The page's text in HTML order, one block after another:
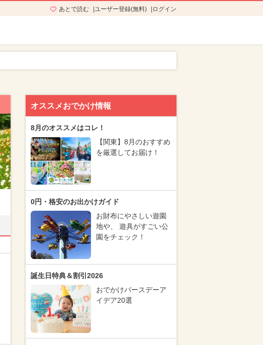
あとで読む ユーザー登録(無料) ログイン
オススメおでかけ情報
8月のオススメはコレ！
【関東】8月のおすすめ
を厳選してお届け！
0円・格安のお出かけガイド
お財布にやさしい遊園
地や、 遊具がすごい公
園をチェック！
誕生日特典＆割引2026
おでかけバースデーア
イデア20選